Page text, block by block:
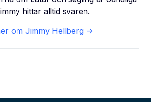
hittar alltid svaren.
om Jimmy Hellberg ->